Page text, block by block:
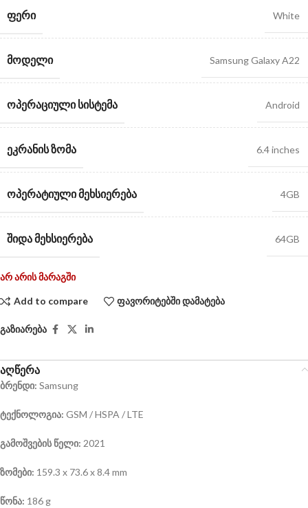
ᲤᲔᲠᲘ White
ᲛᲝᲓᲔᲚᲘ Samsung Galaxy A22
ᲝᲞᲔᲠᲐᲪᲘᲣᲚᲘ ᲡᲘᲡᲢᲔᲛᲐ Android
ᲔᲙᲠᲐᲜᲘᲡ ᲖᲝᲛᲐ 6.4 inches
ᲝᲞᲔᲠᲐᲢᲘᲣᲚᲘ ᲛᲔᲮᲡᲘᲔᲠᲔᲑᲐ 4GB
ᲨᲘᲓᲐ ᲛᲔᲮᲡᲘᲔᲠᲔᲑᲐ 64GB
არ არის მარაგში
Add to compare ფავორიტებში დამატება
გაზიარება
აღწერა
ბრენდი: Samsung
ტექნოლოგია: GSM / HSPA / LTE
გამოშვების წელი: 2021
ზომები: 159.3 x 73.6 x 8.4 mm
წონა: 186 g